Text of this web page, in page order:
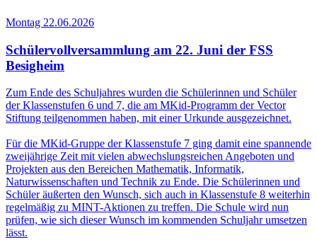
Montag 22.06.2026
Schülervollversammlung am 22. Juni der FSS
Besigheim
Zum Ende des Schuljahres wurden die Schülerinnen und Schüler
der Klassenstufen 6 und 7, die am MKid-Programm der Vector
Stiftung teilgenommen haben, mit einer Urkunde ausgezeichnet.
Für die MKid-Gruppe der Klassenstufe 7 ging damit eine spannende
zweijährige Zeit mit vielen abwechslungsreichen Angeboten und
Projekten aus den Bereichen Mathematik, Informatik,
Naturwissenschaften und Technik zu Ende. Die Schülerinnen und
Schüler äußerten den Wunsch, sich auch in Klassenstufe 8 weiterhin
regelmäßig zu MINT-Aktionen zu treffen. Die Schule wird nun
prüfen, wie sich dieser Wunsch im kommenden Schuljahr umsetzen
lässt.